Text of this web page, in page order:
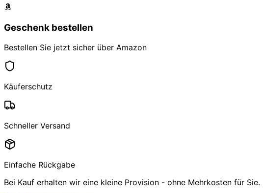
Geschenk bestellen
Bestellen Sie jetzt sicher über Amazon
Käuferschutz
Schneller Versand
Einfache Rückgabe
Bei Kauf erhalten wir eine kleine Provision - ohne Mehrkosten für Sie.